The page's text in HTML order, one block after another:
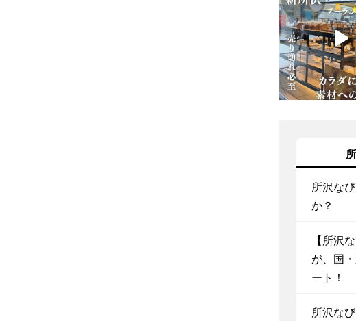
所沢な
か？
【所沢
が、国
ート！
所沢な